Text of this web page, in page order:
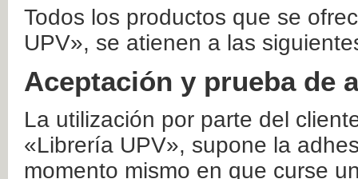
Todos los productos que se
UPV», se atienen a las
Aceptación y prueba de
La utilización por parte del
«Librería UPV», supone la
momento mismo en que curse